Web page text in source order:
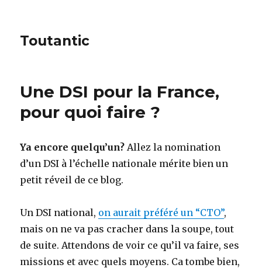
Toutantic
Une DSI pour la France,
pour quoi faire ?
Ya encore quelqu’un? Allez la nomination
d’un DSI à l’échelle nationale mérite bien un
petit réveil de ce blog.
Un DSI national, on aurait préféré un “CTO”,
mais on ne va pas cracher dans la soupe, tout
de suite. Attendons de voir ce qu’il va faire, ses
missions et avec quels moyens. Ca tombe bien,